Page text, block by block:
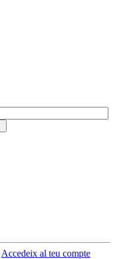
Accedeix al teu compte